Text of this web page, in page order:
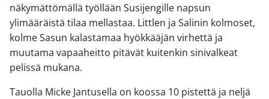
näkymättömällä työllään Susijengille napsun
ylimääräistä tilaa mellastaa. Littlen ja Salinin kolmoset,
kolme Sasun kalastamaa hyökkääjän virhettä ja
muutama vapaaheitto pitävät kuitenkin sinivalkeat
pelissä mukana.
Tauolla Micke Jantusella on koossa 10 pistettä ja neljä